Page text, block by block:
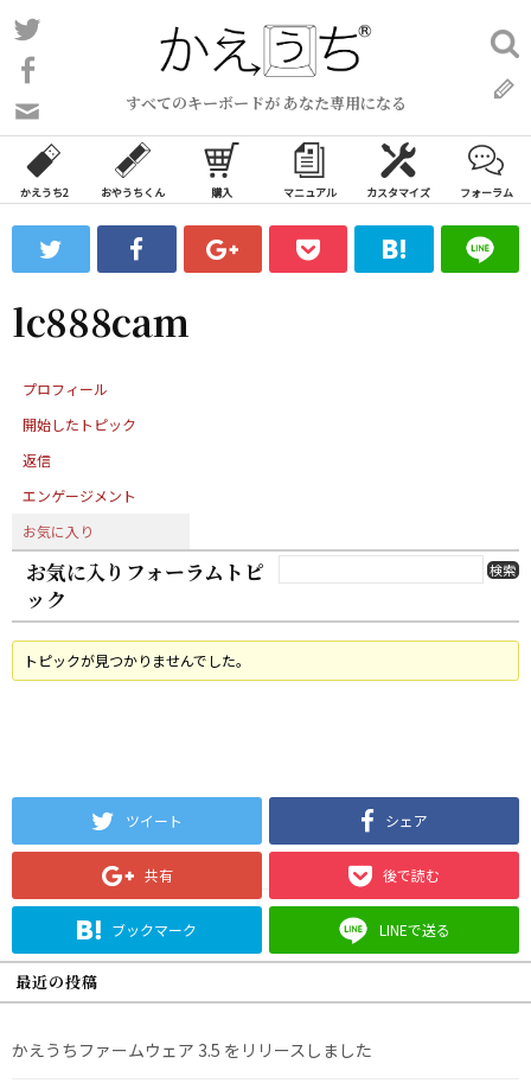
コ
ン
ン
ツ
ス
ッ
プ
すべてのキーボードが あなた専用になる
い
合
わ
フ
ォ
ム
検
索:
かえうち2 おやうちくん 購入 マニュアル カスタマイズ フォーラム
lc888cam
プロフィール
開始したトピック
返信
エンゲージメント
お気に入り
お気に入りフォーラムトピ
ック
トピックが見つかりませんでした。
ツイート シェア
共有 後で読む
ブックマーク LINEで送る
最近の投稿
かえうちファームウェア 3.5 をリリースしました